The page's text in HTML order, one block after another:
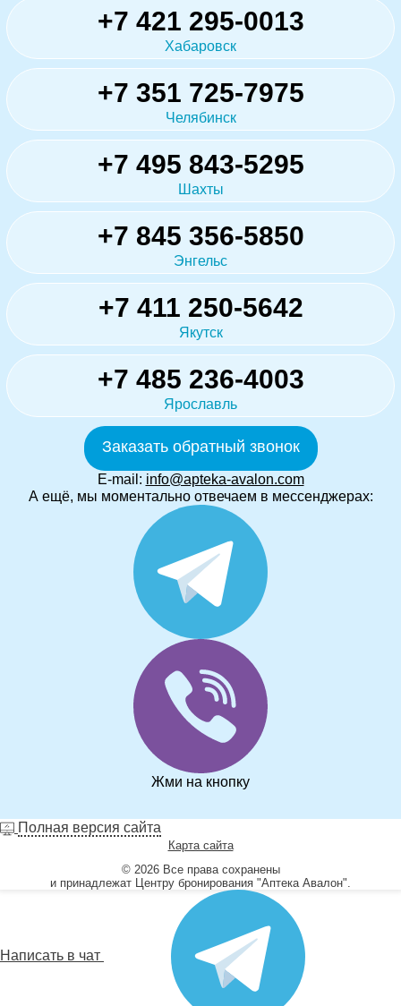
+7 421 295-0013
Хабаровск
+7 351 725-7975
Челябинск
+7 495 843-5295
Шахты
+7 845 356-5850
Энгельс
+7 411 250-5642
Якутск
+7 485 236-4003
Ярославль
Заказать обратный звонок
E-mail: info@apteka-avalon.com
А ещё, мы моментально отвечаем в мессенджерах:
Жми на кнопку
Полная версия сайта
Карта сайта
© 2026 Все права сохранены
и принадлежат Центру бронирования "Аптека Авалон".
Написать в чат